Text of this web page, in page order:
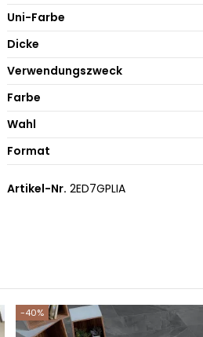
Uni-Farbe
Dicke
Verwendungszweck
Farbe
Wahl
Format
Artikel-Nr. 2ED7GPLIA
-40%